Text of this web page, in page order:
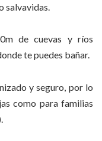
salvavidas.
de cuevas y ríos
te puedes bañar.
y seguro, por lo
como para familias